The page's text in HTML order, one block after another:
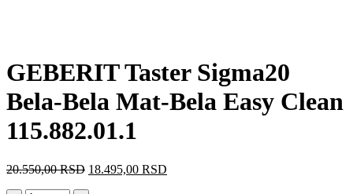
GEBERIT Taster Sigma20
Bela-Bela Mat-Bela Easy Clean
115.882.01.1
20.550,00RSD 18.495,00 RSD